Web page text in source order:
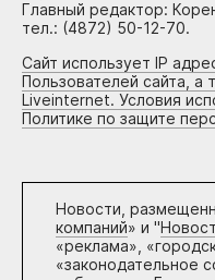
Главный редактор:
тел.: (4872) 50-12-70.
Сайт использует IP
Пользователей сайта, а
Liveinternet. Условия
Политике по защите
Новости,
компаний» и "
«реклама»,
«законодательное